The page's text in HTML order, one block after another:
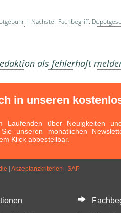
| Nächster Fachbegriff:
als fehlerhaft
in unseren
über Neuigkeiten
unseren monatlichen
Klick abbestellbar.
Akzeptanzkriterien SAP